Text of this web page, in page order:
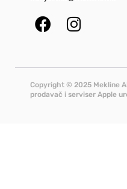
Copyright © 2025 Mekline
prodavač i serviser Apple